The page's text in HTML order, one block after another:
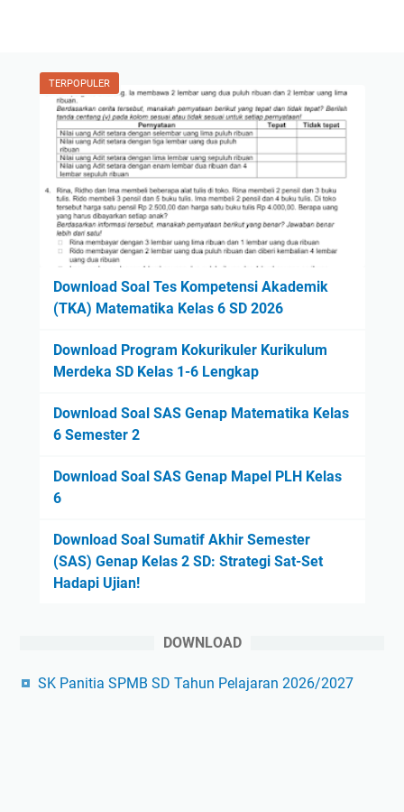
TERPOPULER
Download Soal Tes Kompetensi Akademik
(TKA) Matematika Kelas 6 SD 2026
Download Program Kokurikuler Kurikulum
Merdeka SD Kelas 1-6 Lengkap
Download Soal SAS Genap Matematika Kelas
6 Semester 2
Download Soal SAS Genap Mapel PLH Kelas
6
Download Soal Sumatif Akhir Semester
(SAS) Genap Kelas 2 SD: Strategi Sat-Set
Hadapi Ujian!
DOWNLOAD
SK Panitia SPMB SD Tahun Pelajaran 2026/2027